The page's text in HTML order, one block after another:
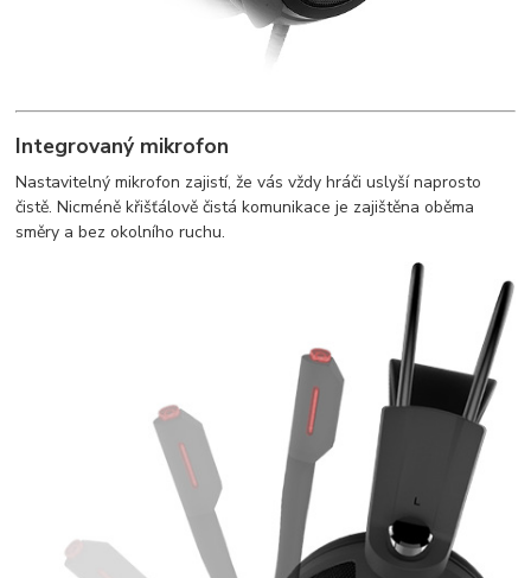
Integrovaný mikrofon
Nastavitelný mikrofon zajistí, že vás vždy hráči uslyší naprosto
čistě. Nicméně křišťálově čistá komunikace je zajištěna oběma
směry a bez okolního ruchu.